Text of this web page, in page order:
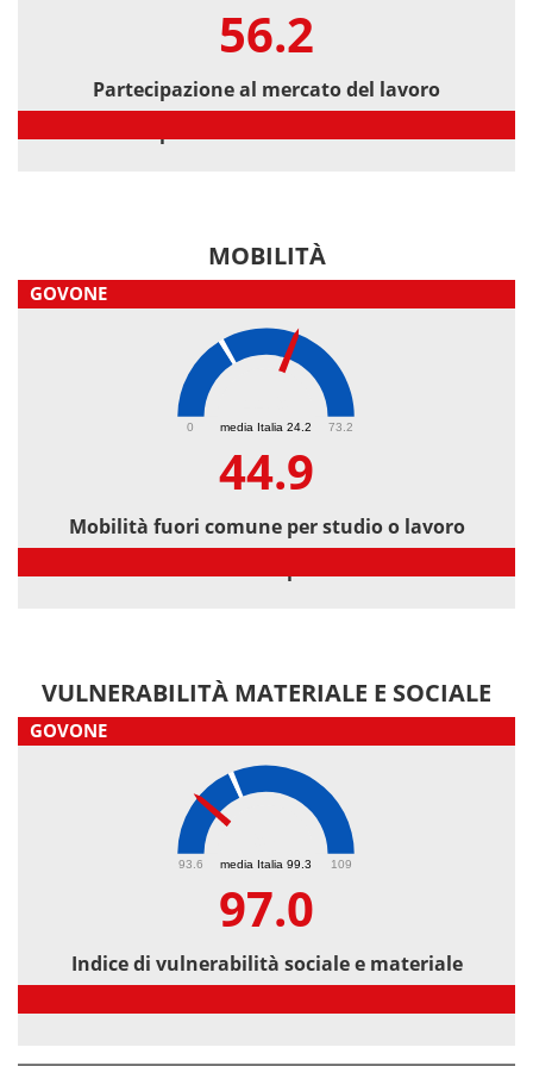
56.2
Partecipazione al mercato del lavoro
MOBILITÀ
GOVONE
media Italia 24.2
0 73.2
44.9
Mobilità fuori comune per studio o lavoro
VULNERABILITÀ MATERIALE E SOCIALE
GOVONE
media Italia 99.3
93.6 109
97.0
Indice di vulnerabilità sociale e materiale